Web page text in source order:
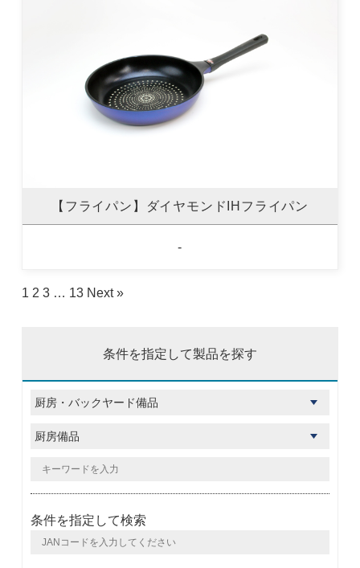
【フライパン】ダイヤモンドIHフライパン
-
1 2 3 … 13 Next »
条件を指定して製品を探す
条件を指定して検索